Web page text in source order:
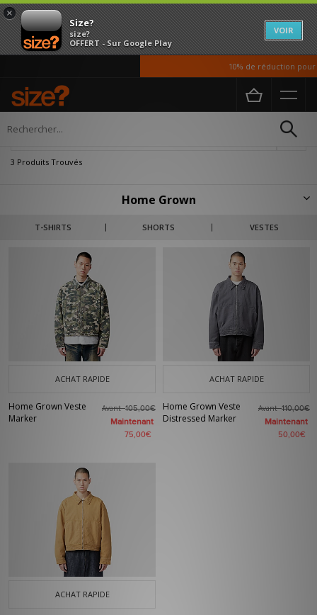
×
Size?
size?
OFFERT - Sur Google Play
VOIR
10% de réduction pour
Accueil Homme
3 Produits Trouvés
Home Grown
T-SHIRTS SHORTS VESTES
Depuis ses débuts, Home Grown est reconnue pour ses designs
progressistes inspirés de la mode urbaine. L'identité de la marque se
ACHAT RAPIDE
Home Grown Veste
Marker
Avant105,00€
Maintenant
75,00€
ACHAT RAPIDE
Home Grown Veste
Distressed Marker
Avant110,00€
Maintenant
50,00€
ACHAT RAPIDE